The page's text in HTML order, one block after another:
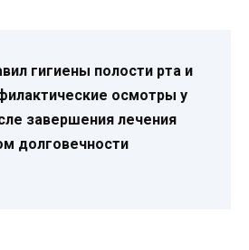
гигиены полости рта и
осмотры у
завершения лечения
долговечности